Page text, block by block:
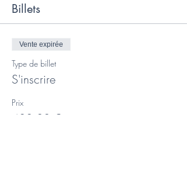
Billets
Vente expirée
Type de billet
S'inscrire
Prix
400,00 €